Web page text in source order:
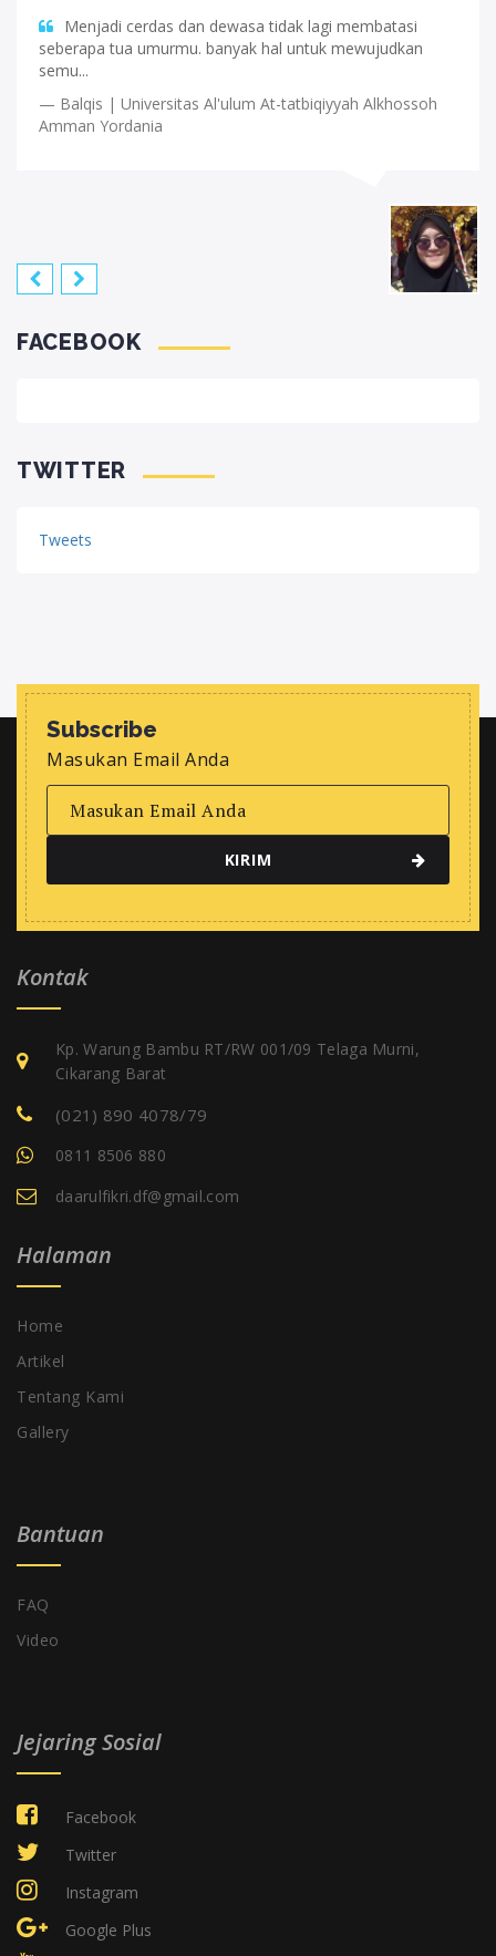
Banyak yang saya dapatkan selama belajar di IMAD
Daarul Fikri. Selain di bekali ilmu pengetahuan da...
Aginanjar | Universitas International Of Africa Sudan
FACEBOOK
Subscribe
Masukan Email Anda
Kontak
Kp. Warung Bambu RT/RW 001/09 Telaga Murni,
(021) 890 4078/79
0811 8506 880
daarulfikri.df@gmail.com
Halaman
Home
Artikel
Tentang Kami
Gallery
FAQ
Video
Twitter
Instagram
Google Plus
Youtube